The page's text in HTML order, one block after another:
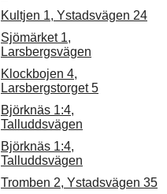
Kultjen 1, Ystadsvägen 24
Sjömärket 1,
Larsbergsvägen
Klockbojen 4,
Larsbergstorget 5
Björknäs 1:4,
Talluddsvägen
Björknäs 1:4,
Talluddsvägen
Tromben 2, Ystadsvägen 35